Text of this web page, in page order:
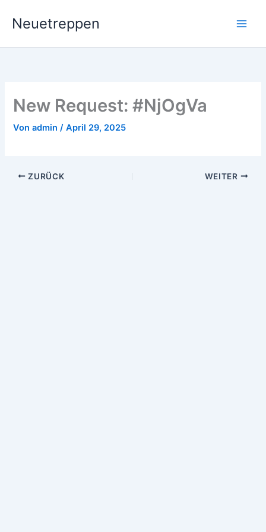
InhaltNeuetreppen
New Request: #NjOgVa
Vonadmin/April 29, 2025
ZURÜCK WEITER